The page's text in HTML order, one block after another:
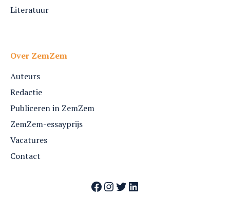
Literatuur
Over ZemZem
Auteurs
Redactie
Publiceren in ZemZem
ZemZem-essayprijs
Vacatures
Contact
Facebook
Instagram
Twitter
LinkedIn